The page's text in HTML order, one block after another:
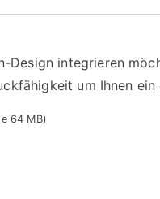
Design integrieren
um Ihnen
64 MB)